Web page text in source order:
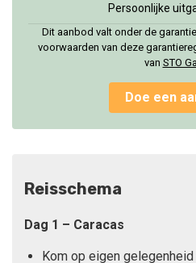
Persoonlijke
Dit aanbod valt onder de
voorwaarden van deze
van STO
Doe een
Reisschema
Dag 1 – Caracas
Kom op eigen gelegenheid